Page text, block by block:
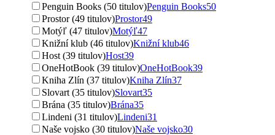
Penguin Books (50 titulov)Penguin Books50
Prostor (49 titulov)Prostor49
Motýľ (47 titulov)Motýľ47
Knižní klub (46 titulov)Knižní klub46
Host (39 titulov)Host39
OneHotBook (39 titulov)OneHotBook39
Kniha Zlín (37 titulov)Kniha Zlín37
Slovart (35 titulov)Slovart35
Brána (35 titulov)Brána35
Lindeni (31 titulov)Lindeni31
Naše vojsko (30 titulov)Naše vojsko30